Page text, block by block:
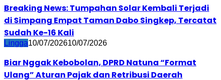
Breaking News: Tumpahan Solar Kembali Terjadi
di Simpang Empat Taman Dabo Singkep, Tercatat
Sudah Ke-16 Kali
Lingga10/07/202610/07/2026
Biar Nggak Kebobolan, DPRD Natuna “Format
Ulang” Aturan Pajak dan Retribusi Daerah